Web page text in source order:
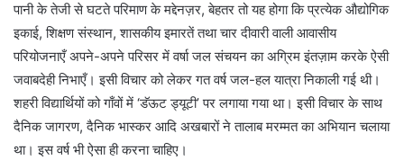
पानी के तेजी से घटते परिमाण के मद्देनज़र, बेहतर तो यह होगा कि प्रत्येक औद्योगिक
इकाई, शिक्षण संस्थान, शासकीय इमारतें तथा चार दीवारी वाली आवासीय
परियोजनाएँ अपने-अपने परिसर में वर्षा जल संचयन का अग्रिम इंतज़ाम करके ऐसी
जवाबदेही निभाएँ। इसी विचार को लेकर गत वर्ष जल-हल यात्रा निकाली गई थी।
शहरी विद्यार्थियों को गाँवों में ‘डॅऊट ड्यूटी’ पर लगाया गया था। इसी विचार के साथ
दैनिक जागरण, दैनिक भास्कर आदि अखबारों ने तालाब मरम्मत का अभियान चलाया
था। इस वर्ष भी ऐसा ही करना चाहिए।